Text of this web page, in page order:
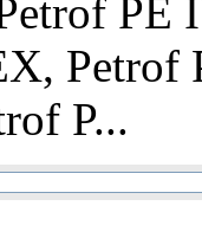
Petrof
P...